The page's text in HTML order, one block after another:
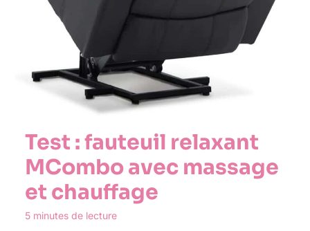
Test : fauteuil relaxant
MCombo avec massage
et chauffage
5 minutes de lecture